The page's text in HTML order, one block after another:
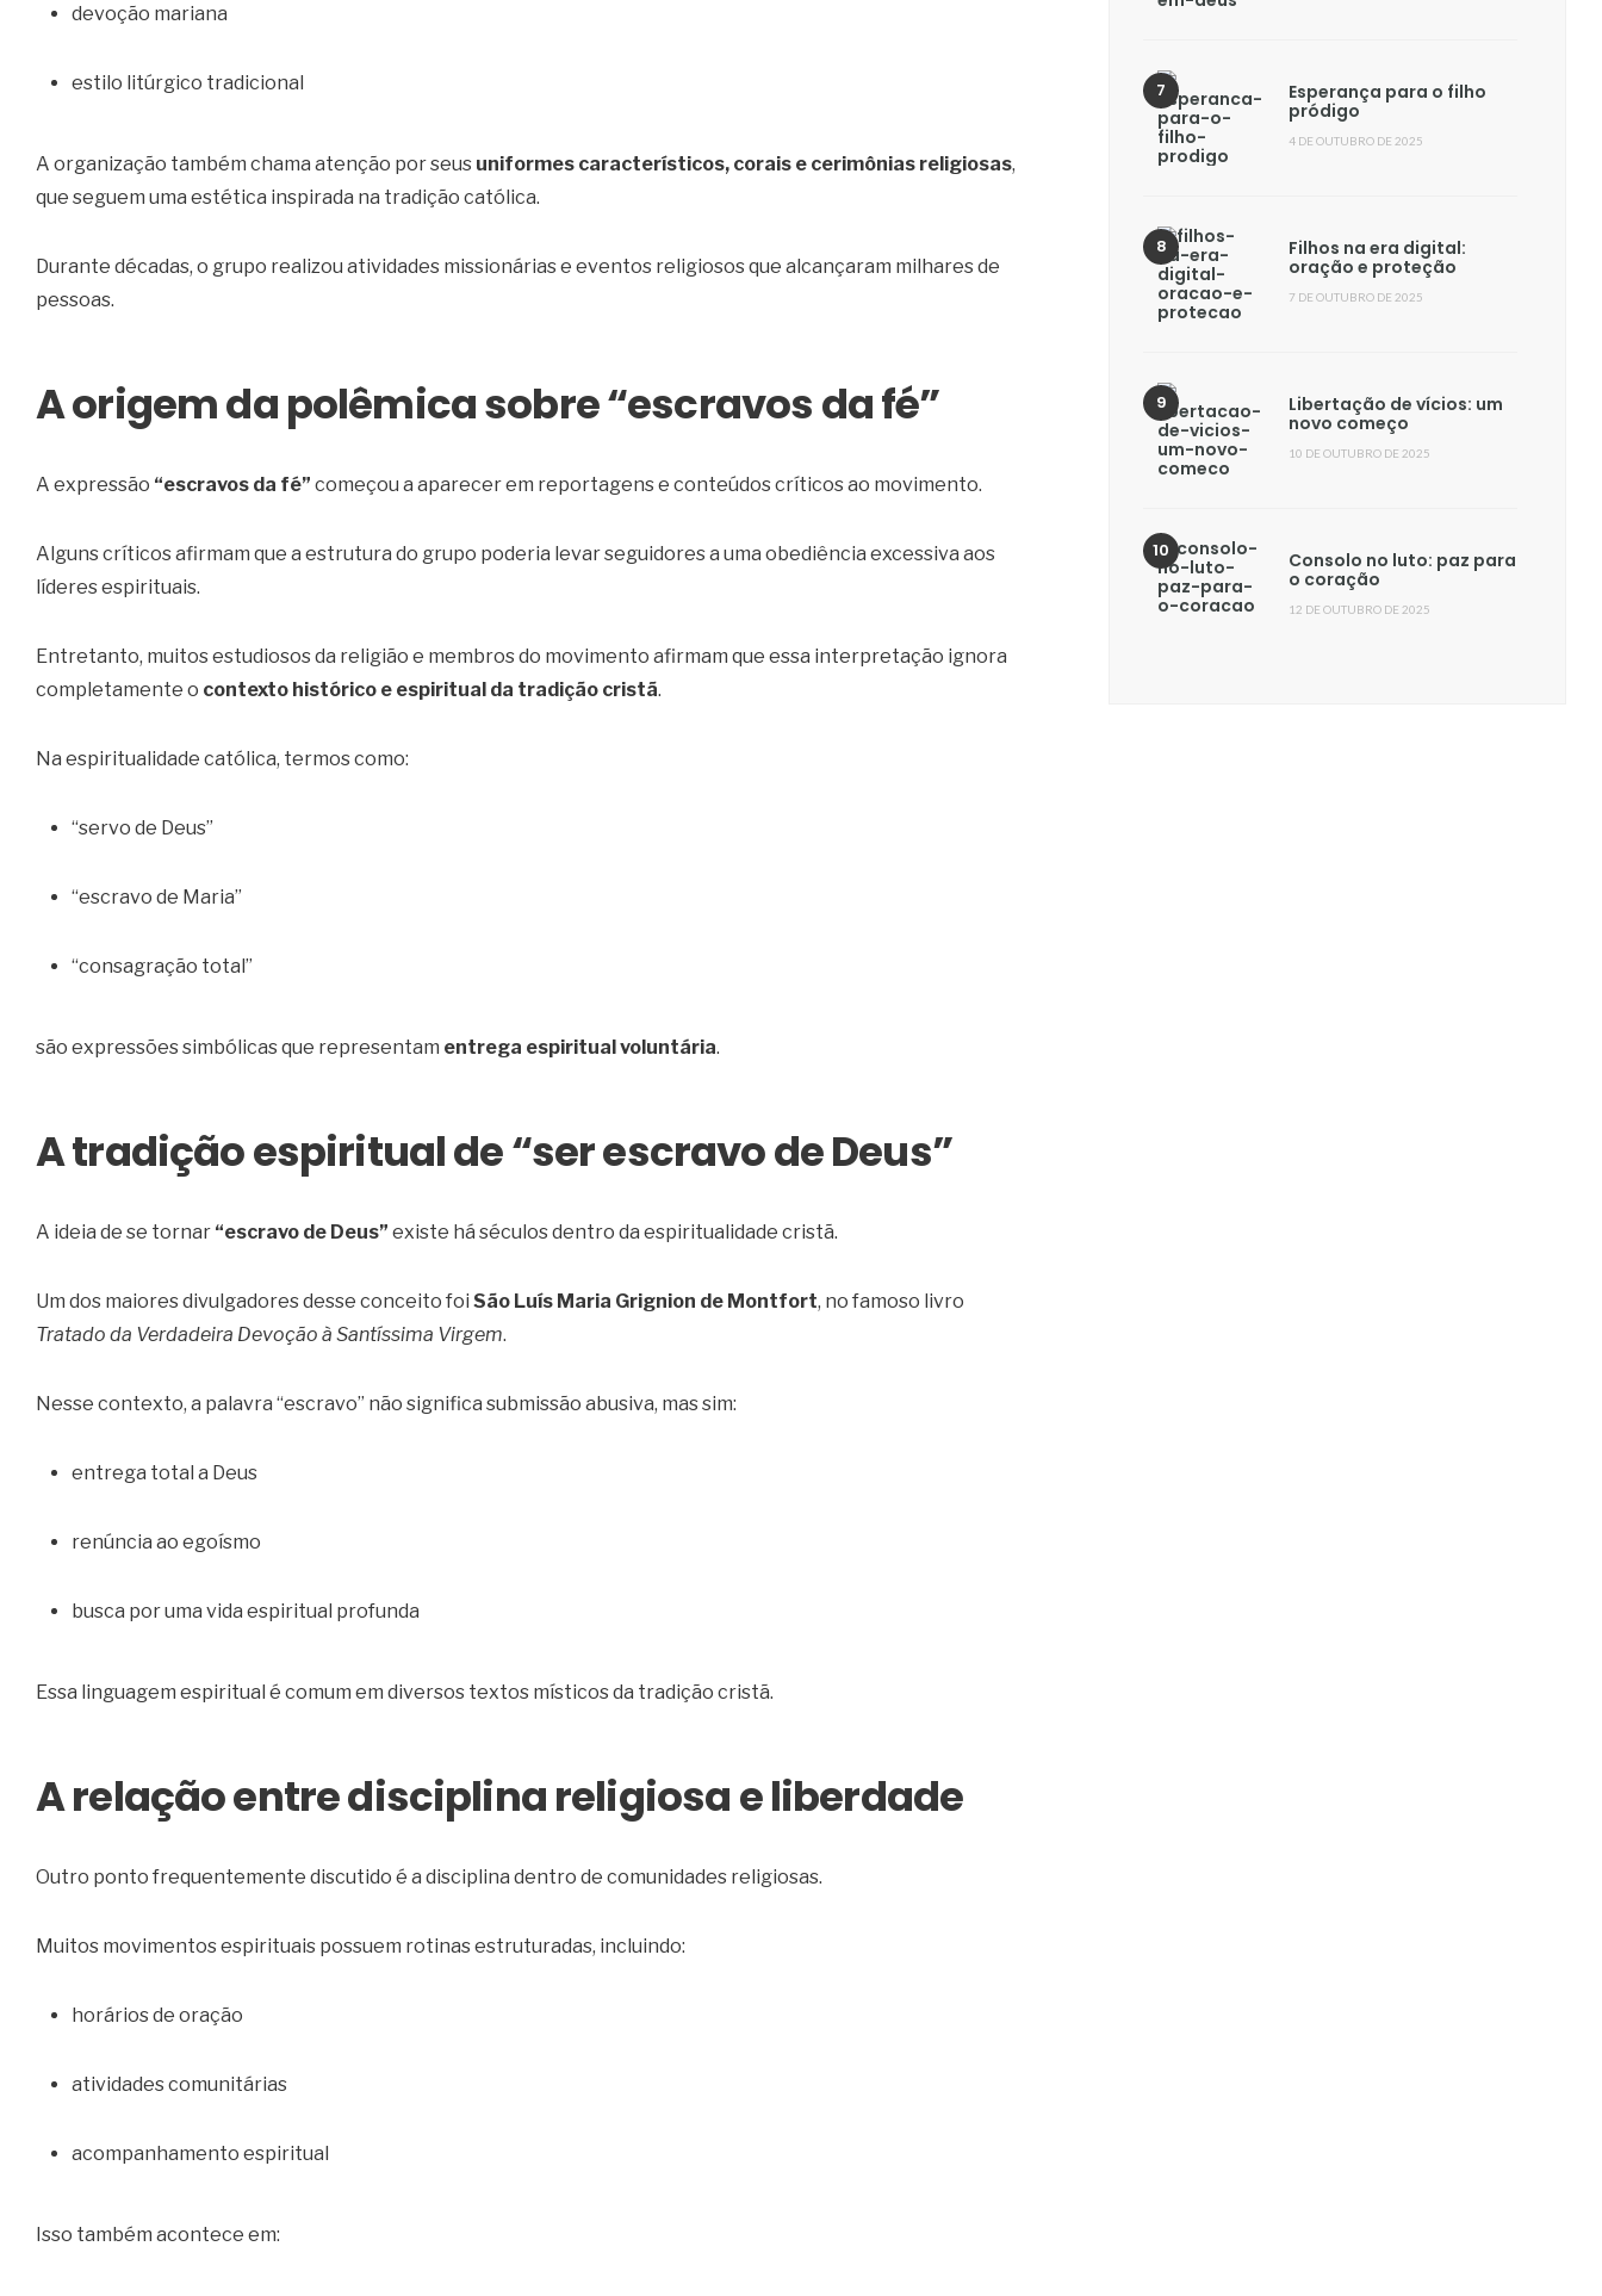
devoção mariana
estilo litúrgico tradicional
A organização também chama atenção por seus uniformes característicos, corais e cerimônias religiosas,
que seguem uma estética inspirada na tradição católica.
Durante décadas, o grupo realizou atividades missionárias e eventos religiosos que alcançaram milhares de
pessoas.
A origem da polêmica sobre “escravos da fé”
A expressão “escravos da fé” começou a aparecer em reportagens e conteúdos críticos ao movimento.
Alguns críticos afirmam que a estrutura do grupo poderia levar seguidores a uma obediência excessiva aos
líderes espirituais.
Entretanto, muitos estudiosos da religião e membros do movimento afirmam que essa interpretação ignora
completamente o contexto histórico e espiritual da tradição cristã.
Na espiritualidade católica, termos como:
“servo de Deus”
“escravo de Maria”
“consagração total”
são expressões simbólicas que representam entrega espiritual voluntária.
A tradição espiritual de “ser escravo de Deus”
A ideia de se tornar “escravo de Deus” existe há séculos dentro da espiritualidade cristã.
Um dos maiores divulgadores desse conceito foi São Luís Maria Grignion de Montfort, no famoso livro
Tratado da Verdadeira Devoção à Santíssima Virgem.
Nesse contexto, a palavra “escravo” não significa submissão abusiva, mas sim:
entrega total a Deus
renúncia ao egoísmo
busca por uma vida espiritual profunda
Essa linguagem espiritual é comum em diversos textos místicos da tradição cristã.
A relação entre disciplina religiosa e liberdade
Outro ponto frequentemente discutido é a disciplina dentro de comunidades religiosas.
Muitos movimentos espirituais possuem rotinas estruturadas, incluindo:
horários de oração
atividades comunitárias
acompanhamento espiritual
Isso também acontece em:
Esperança para o filho
pródigo
4 DE OUTUBRO DE 2025
Filhos na era digital:
oração e proteção
7 DE OUTUBRO DE 2025
Libertação de vícios: um
novo começo
10 DE OUTUBRO DE 2025
Consolo no luto: paz para
o coração
12 DE OUTUBRO DE 2025